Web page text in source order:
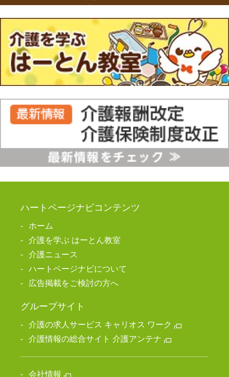
ハートページナビコンテンツ
ホーム
介護を学ぶ はーとん教室
介護ニュース
ハートページナビについて
広告掲載をご検討の方へ
グループサイト
介護の求人サービス キャリオス ワーク
介護情報の総合サイト 介護アンテナ
会社情報